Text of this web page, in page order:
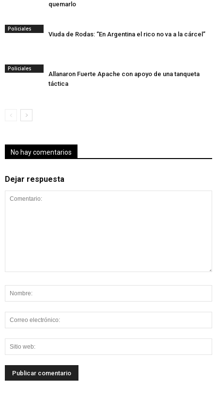
quemarlo
Policiales
Viuda de Rodas: “En Argentina el rico no va a la cárcel”
Policiales
Allanaron Fuerte Apache con apoyo de una tanqueta
táctica
No hay comentarios
Dejar respuesta